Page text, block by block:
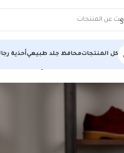
كل المنتجاتمحافظ جلد طبيعيأحذية